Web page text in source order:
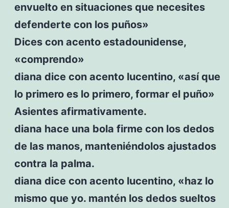
envuelto en situaciones que necesites
defenderte con los puños»
Dices con acento estadounidense,
«comprendo»
diana dice con acento lucentino, «así que
lo primero es lo primero, formar el puño»
Asientes afirmativamente.
diana hace una bola firme con los dedos
de las manos, manteniéndolos ajustados
contra la palma.
diana dice con acento lucentino, «haz lo
mismo que yo. mantén los dedos sueltos